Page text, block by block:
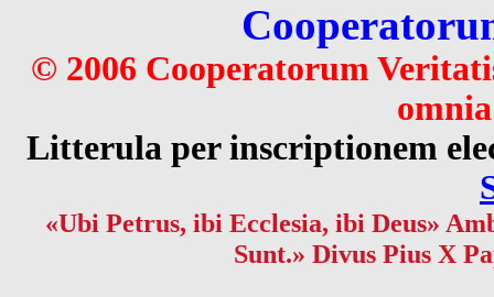
© 2006 Cooperatorum
Litterula per inscriptionem
«Ubi Petrus, ibi Ecclesia, ibi Deus»
Sunt.» Divus Pius X